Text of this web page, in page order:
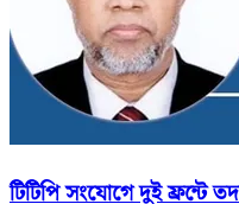
টিটিপি সংযোগে দুই ফ্রন্টে